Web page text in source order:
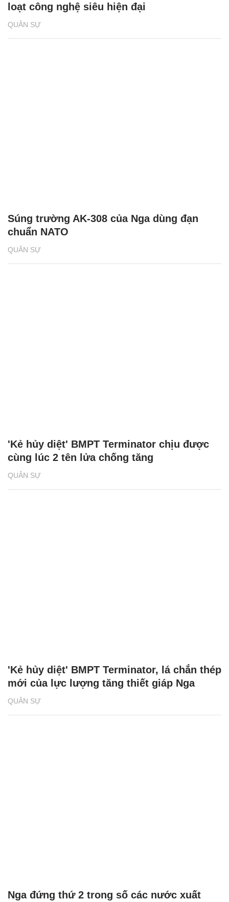
QUÂN SỰ
loạt công nghệ siêu hiện đại
QUÂN SỰ
Súng trường AK-308 của Nga dùng đạn
chuẩn NATO
QUÂN SỰ
'Kẻ hủy diệt' BMPT Terminator chịu được
cùng lúc 2 tên lửa chống tăng
QUÂN SỰ
'Kẻ hủy diệt' BMPT Terminator, lá chắn thép
mới của lực lượng tăng thiết giáp Nga
Nga đứng thứ 2 trong số các nước xuất